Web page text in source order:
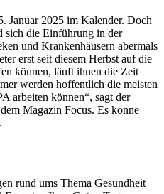
Januar 2025 im Kalender. Doch
sich die Einführung in der
und Krankenhäusern abermals
erst seit diesem Herbst auf die
können, läuft ihnen die Zeit
werden hoffentlich die meisten
arbeiten können“, sagt der
Magazin Focus. Es könne
rund ums Thema Gesundheit